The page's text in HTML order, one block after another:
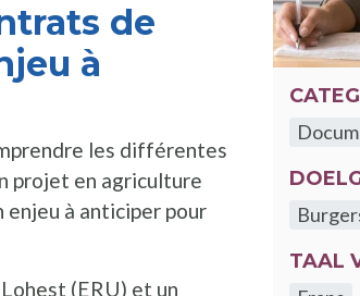
de
à
les différentes
projet en agriculture
enjeu à anticiper pour
(ERU) et un
TAAL